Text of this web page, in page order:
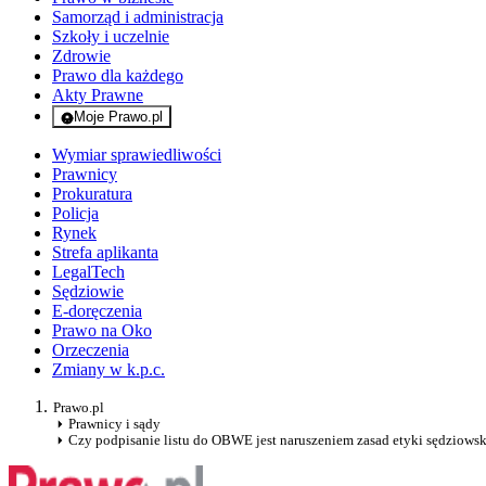
Samorząd i administracja
Szkoły i uczelnie
Zdrowie
Prawo dla każdego
Akty Prawne
Moje Prawo.pl
- rejestracja i logowanie do serwisu
Wymiar sprawiedliwości
Prawnicy
Prokuratura
Policja
Rynek
Strefa aplikanta
LegalTech
Sędziowie
E-doręczenia
Prawo na Oko
Orzeczenia
Zmiany w k.p.c.
Prawo.pl
Prawnicy i sądy
Czy podpisanie listu do OBWE jest naruszeniem zasad etyki